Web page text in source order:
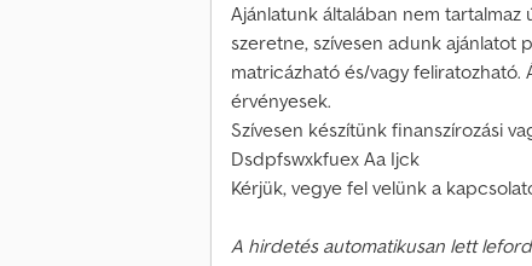
Ajánlatunk általában nem tartalmaz
szeretne, szívesen adunk ajánlatot
matricázható és/vagy feliratozható.
érvényesek.
Szívesen készítünk finanszírozási
Dsdpfswxkfuex Aa Ijck
Kérjük, vegye fel velünk a
A hirdetés automatikusan lett